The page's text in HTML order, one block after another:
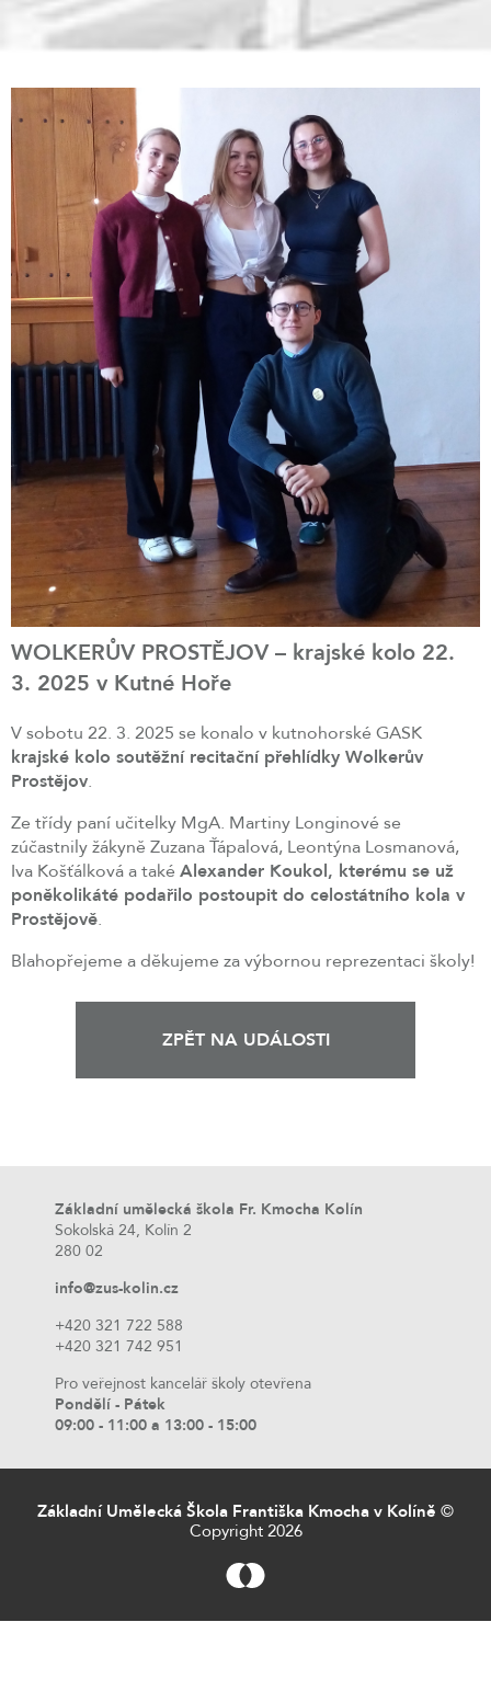
WOLKERŮV PROSTĚJOV – krajské kolo 22.
3. 2025 v Kutné Hoře
V sobotu 22. 3. 2025 se konalo v kutnohorské GASK
krajské kolo soutěžní recitační přehlídky Wolkerův
Prostějov.
Ze třídy paní učitelky MgA. Martiny Longinové se
zúčastnily žákyně Zuzana Ťápalová, Leontýna Losmanová,
Iva Košťálková a také Alexander Koukol, kterému se už
poněkolikáté podařilo postoupit do celostátního kola v
Prostějově.
Blahopřejeme a děkujeme za výbornou reprezentaci školy!
ZPĚT NA UDÁLOSTI
Základní umělecká škola Fr. Kmocha Kolín
Sokolská 24, Kolín 2
280 02
info@zus-kolin.cz
+420 321 722 588
+420 321 742 951
Pro veřejnost kancelář školy otevřena
Pondělí - Pátek
09:00 - 11:00 a 13:00 - 15:00
Základní Umělecká Škola Františka Kmocha v Kolíně ©
Copyright 2026